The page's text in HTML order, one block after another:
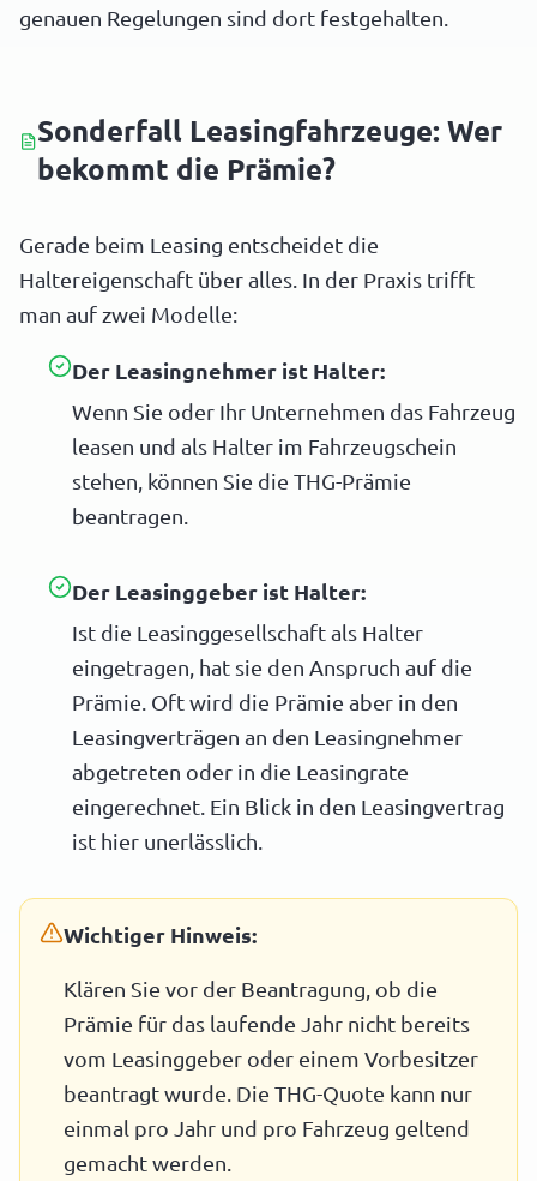
genauen Regelungen sind dort festgehalten.
Sonderfall Leasingfahrzeuge: Wer
bekommt die Prämie?
Gerade beim Leasing entscheidet die
Haltereigenschaft über alles. In der Praxis trifft
man auf zwei Modelle:
Der Leasingnehmer ist Halter:
Wenn Sie oder Ihr Unternehmen das Fahrzeug
leasen und als Halter im Fahrzeugschein
stehen, können Sie die THG-Prämie
beantragen.
Der Leasinggeber ist Halter:
Ist die Leasinggesellschaft als Halter
eingetragen, hat sie den Anspruch auf die
Prämie. Oft wird die Prämie aber in den
Leasingverträgen an den Leasingnehmer
abgetreten oder in die Leasingrate
eingerechnet. Ein Blick in den Leasingvertrag
ist hier unerlässlich.
Wichtiger Hinweis:
Klären Sie vor der Beantragung, ob die
Prämie für das laufende Jahr nicht bereits
vom Leasinggeber oder einem Vorbesitzer
beantragt wurde. Die THG-Quote kann nur
einmal pro Jahr und pro Fahrzeug geltend
gemacht werden.